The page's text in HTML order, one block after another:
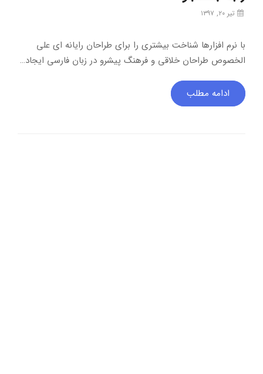
تیر ۲۰, ۱۳۹۷
با نرم افزارها شناخت بیشتری را برای طراحان رایانه ای علی
الخصوص طراحان خلاقی و فرهنگ پیشرو در زبان فارسی ایجاد…
ادامه مطلب